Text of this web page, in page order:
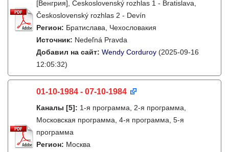
[Венгрия], Československý rozhlas 1 - Bratislava,
Československý rozhlas 2 - Devín
Регион: Братислава, Чехословакия
Источник: Nedeľná Pravda
Добавил на сайт: Wendy Corduroy (2025-09-16
12:05:32)
01-10-1984 - 07-10-1984
Каналы [5]: 1-я программа, 2-я программа,
Московская программа, 4-я программа, 5-я
программа
Регион: Москва